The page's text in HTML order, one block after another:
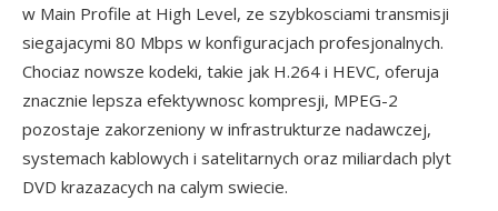
w Main Profile at High Level, ze szybkosciami transmisji
siegajacymi 80 Mbps w konfiguracjach profesjonalnych.
Chociaz nowsze kodeki, takie jak H.264 i HEVC, oferuja
znacznie lepsza efektywnosc kompresji, MPEG-2
pozostaje zakorzeniony w infrastrukturze nadawczej,
systemach kablowych i satelitarnych oraz miliardach plyt
DVD krazazacych na calym swiecie.